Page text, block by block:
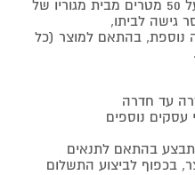
באם קיים מרחק הליכה העולה על 50 מטרים מבית מגוריו של
גישה לביתו,
נוספת, בהתאם למוצר (כל
עד חדרה
בהתאם לתנאים
בכפוף לביצוע התשלום